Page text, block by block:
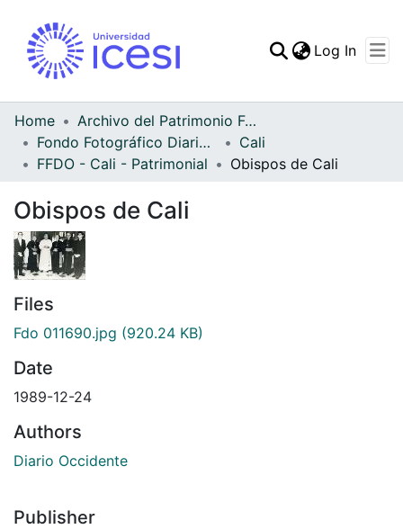
Statistics
Log In
Home
Archivo del Patrimonio Fotográfico y Fílmico del Valle del Cauca
Fondo Fotográfico Diario Occidente
Cali
FFDO - Cali - Patrimonial
Obispos de Cali
Obispos de Cali
Files
Fdo 011690.jpg (920.24 KB)
Date
1989-12-24
Authors
Diario Occidente
Publisher